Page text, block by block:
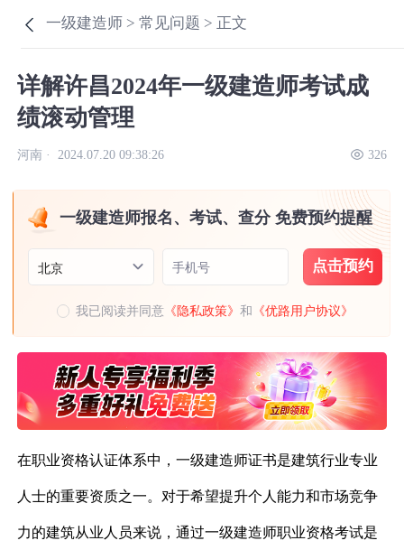
一级建造师 >常见问题 > 正文
详解许昌2024年一级建造师考试成
绩滚动管理
河南 · 2024.07.20 09:38:26 326
一级建造师报名、考试、查分 免费预约提醒
北京 手机号 点击预约
我已阅读并同意 《隐私政策》和 《优路用户协议》
在职业资格认证体系中，一级建造师证书是建筑行业专业
人士的重要资质之一。对于希望提升个人能力和市场竞争
力的建筑从业人员来说，通过一级建造师职业资格考试是